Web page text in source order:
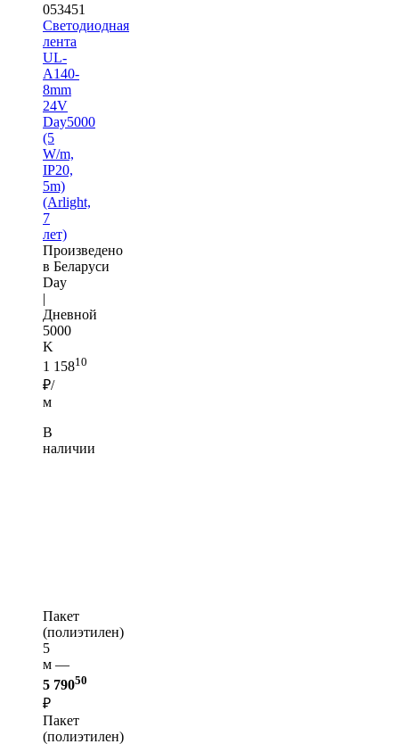
053451
Светодиодная
лента
UL-
A140-
8mm
24V
Day5000
(5
W/m,
IP20,
5m)
(Arlight,
7
лет)
Произведено
в Беларуси
Day
|
Дневной
5000
K
1 15810
₽/
м
В
наличии
Пакет
(полиэтилен)
5
м —
5 79050
₽
Пакет
(полиэтилен)